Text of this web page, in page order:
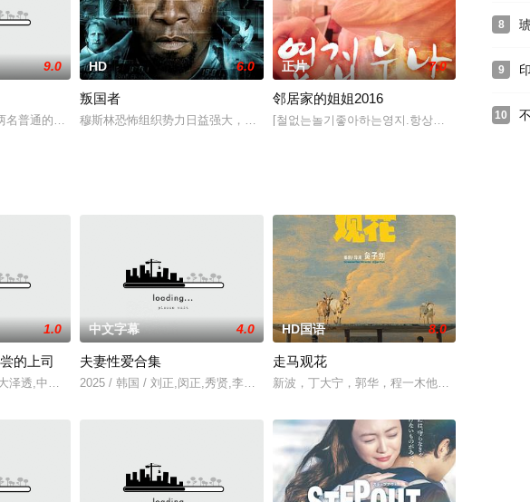
祂已有未婚妻白綾，仍聘請法師向祂施了色落，因此祂終日迷迷痴痴心鈡只想著葉紅，後來祂與葉
9.0
名普通的英军，2003年在伊拉克维护和平，当颇受欢迎的连长于巡逻时被路旁炸弹炸死后，整排的
HD 6.0
叛国者
穆斯林恐怖组织势力日益强大，为了挫败他们的国际阴谋，FBI探员罗伊·克莱顿（盖
正片 7.0
邻居家的姐姐2016
[철없는놀기좋아하는영지.항상엄마에게는구박
1.0
的上司
泽透,中山健二
中文字幕 4.0
夫妻性爱合集
2025 / 韩国 / 刘正,闵正,秀贤,李恩美,韩石峰,闵道允,尚斗,尹江善
HD国语 8.0
走马观花
新波，丁大宁，郭华，程一木他们毕业于同一所
8
9
10